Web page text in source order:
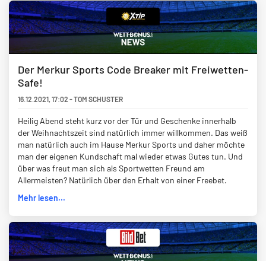
Der Merkur Sports Code Breaker mit Freiwetten-
Safe!
16.12.2021,17:02 -TOM SCHUSTER
Heilig Abend steht kurz vor der Tür und Geschenke innerhalb
der Weihnachtszeit sind natürlich immer willkommen. Das weiß
man natürlich auch im Hause Merkur Sports und daher möchte
man der eigenen Kundschaft mal wieder etwas Gutes tun. Und
über was freut man sich als Sportwetten Freund am
Allermeisten? Natürlich über den Erhalt von einer Freebet.
Mehr lesen...